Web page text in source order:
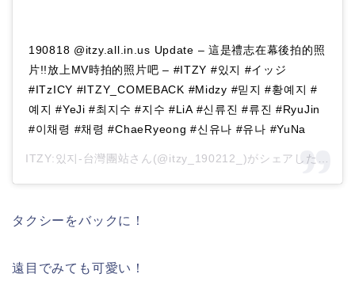
190818 @itzy.all.in.us Update – 這是禮志在幕後拍的照
片!!放上MV時拍的照片吧 – #ITZY #있지 #イッジ
#ITzICY #ITZY_COMEBACK #Midzy #믿지 #황예지 #
예지 #YeJi #최지수 #지수 #LiA #신류진 #류진 #RyuJin
#이채령 #채령 #ChaeRyeong #신유나 #유나 #YuNa
タクシーをバックに！
遠目でみても可愛い！